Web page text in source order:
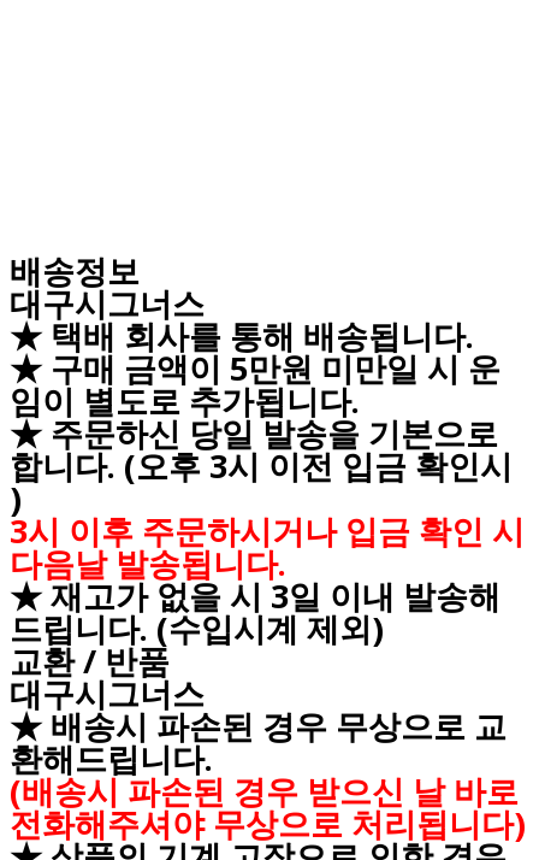
배송정보
대구시그너스
★ 택배 회사를 통해 배송됩니다.
★ 구매 금액이 5만원 미만일 시 운
임이 별도로 추가됩니다.
★ 주문하신 당일 발송을 기본으로
합니다. (오후 3시 이전 입금 확인시
)
3시 이후 주문하시거나 입금 확인 시
다음날 발송됩니다.
★ 재고가 없을 시 3일 이내 발송해
드립니다. (수입시계 제외)
교환 / 반품
대구시그너스
★ 배송시 파손된 경우 무상으로 교
환해드립니다.
(배송시 파손된 경우 받으신 날 바로
전화해주셔야 무상으로 처리됩니다)